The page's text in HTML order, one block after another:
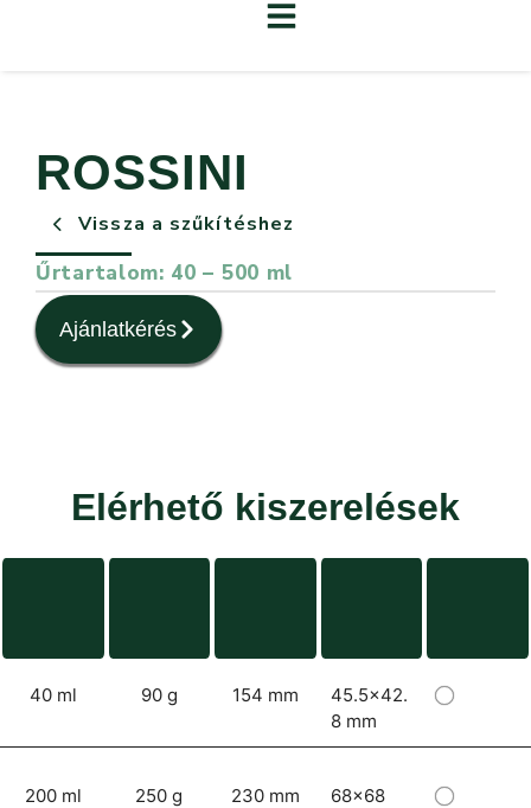
ROSSINI
Vissza a szűkítéshez
Űrtartalom: 40 – 500 ml
Ajánlatkérés
Elérhető kiszerelések
40 ml 90 g 154 mm
45.5x42.
8 mm
200 ml 250 g 230 mm
68x68